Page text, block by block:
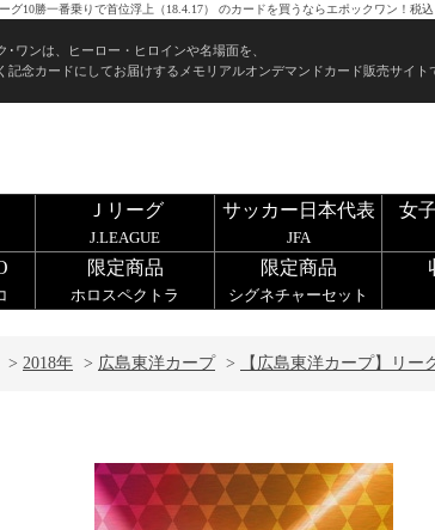
グ10勝一番乗りで首位浮上（18.4.17） のカードを買うならエポックワン！税込
･ワンは、ヒーロー・ヒロインや名場面を、
記念カードにしてお届けするメモリアルオンデマンドカード販売サイト
Ｊリーグ
J.LEAGUE
サッカー日本代表
JFA
女
限定商品
ホロスペクトラ
限定商品
シグネチャーセット
> 2018年 > 広島東洋カープ > 【広島東洋カープ】リー